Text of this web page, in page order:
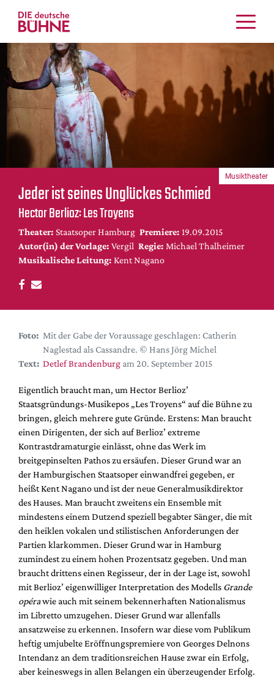
Kritiken
Schauspiel
Musiktheater
Tanz
Crossover
Bühnenwelt
Festivals & Veranstaltungen
Menschen & Theater
Themen
Internationales
Nachrufe
Medientipps
DdB-map
Kalender
Festival-Planer
Hefte
Alle Hefte
Leseproben
Podcast
Service
Shop / Abo
Newsletter
Redaktion
Autor:innen
Partner
Mediadaten
Suche
Jeder ist seines Unglückes Schmied
Hector Berlioz: Les Troyens
Theater: Staatsoper Hamburg Premiere: 19.09.2015
Autor(in) der Vorlage: Vergil Regie: Michael Thalheimer
Musikalische Leitung: Kent Nagano
Musiktheater
Foto: Mit der Gabe der Voraussage geschlagen: Catherin
Naglestad als Cassandre. © Hans Jörg Michel
Text: Detlef Brandenburg am 20. September 2015
Eigentlich braucht man, um Hector Berlioz’
Staatsgründungs-Musikepos „Les Troyens“ auf die Bühne zu
bringen, gleich mehrere gute Gründe. Erstens: Man braucht
einen Dirigenten, der sich auf Berlioz’ extreme
Kontrastdramaturgie einlässt, ohne das Werk im
breitgepinselten Pathos zu ersäufen. Dieser Grund war an
der Hamburgischen Staatsoper einwandfrei gegeben, er
heißt Kent Nagano und ist der neue Generalmusikdirektor
des Hauses. Man braucht zweitens ein Ensemble mit
mindestens einem Dutzend speziell begabter Sänger, die mit
den heiklen vokalen und stilistischen Anforderungen der
Partien klarkommen. Dieser Grund war in Hamburg
zumindest zu einem hohen Prozentsatz gegeben. Und man
braucht drittens einen Regisseur, der in der Lage ist, sowohl
mit Berlioz’ eigenwilliger Interpretation des Modells Grande
opérawie auch mit seinem bekennerhaften Nationalismus
im Libretto umzugehen. Dieser Grund war allenfalls
ansatzweise zu erkennen. Insofern war diese vom Publikum
heftig umjubelte Eröffnungspremiere von Georges Delnons
Intendanz an dem traditionsreichen Hause zwar ein Erfolg,
aber keineswegs in allen Belangen ein überzeugender Erfolg.